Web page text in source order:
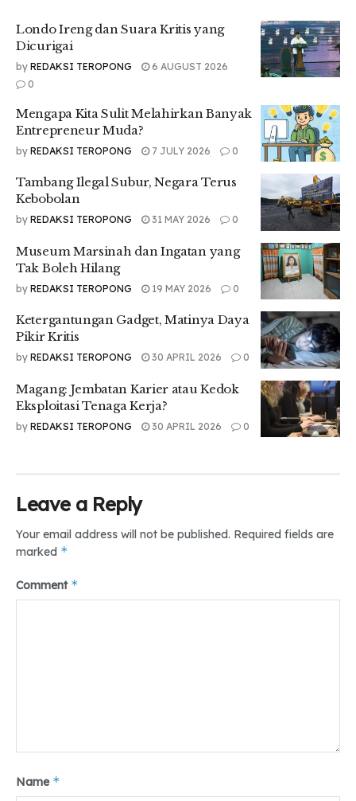
Mereka tahu hutan yang hilang berarti sumber air yang
kering, tanah tandus, banjir rutin, dan pangan rakyat runtuh.
Mereka tahu yang menikmati hanya segelintir elit, sementara
rakyat diwarisi polusi dan bencana.
Ini bukan pembangunan, ini perampokan. Tidak ada
pertumbuhan ekonomi di atas kuburan ekologis, hanya
pengkhianatan terhadap bumi dan anak cucu kita.
Jika deforestasi terus dibiarkan, Kalimantan hanya akan jadi
monumen sunyi kerakusan manusia yang lupa menjaga
Tags:
#kalimantan #deforestasi #hutan #opini #medan
Londo Ireng dan Suara Kritis yang
Dicurigai
by REDAKSI TEROPONG
6 AUGUST 2026
0
Mengapa Kita Sulit Melahirkan Banyak
Entrepreneur Muda?
by REDAKSI TEROPONG 7 JULY 2026 0
Tambang Ilegal Subur, Negara Terus
Kebobolan
by REDAKSI TEROPONG 31 MAY 2026 0
Museum Marsinah dan Ingatan yang
Tak Boleh Hilang
by REDAKSI TEROPONG 19 MAY 2026 0
Ketergantungan Gadget, Matinya Daya
Pikir Kritis
by REDAKSI TEROPONG 30 APRIL 2026 0
Magang: Jembatan Karier atau Kedok
Eksploitasi Tenaga Kerja?
by REDAKSI TEROPONG 30 APRIL 2026 0
Leave a Reply
Your email address will not be published. Required fields are
marked *
Comment *
Name *